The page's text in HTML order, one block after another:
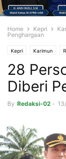
Home Kepri
Penghargaan
Kepri Karimun
28
Diberi
By Redaksi-02 -